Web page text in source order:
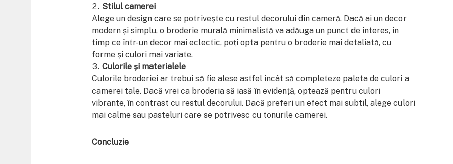
Stilul camerei
Alege un design care se potrivește cu restul decorului din cameră. Dacă ai un decor
modern și simplu, o broderie murală minimalistă va adăuga un punct de interes, în
timp ce într-un decor mai eclectic, poți opta pentru o broderie mai detaliată, cu
forme și culori mai variate.
Culorile și materialele
Culorile broderiei ar trebui să fie alese astfel încât să completeze paleta de culori a
camerei tale. Dacă vrei ca broderia să iasă în evidență, optează pentru culori
vibrante, în contrast cu restul decorului. Dacă preferi un efect mai subtil, alege culori
mai calme sau pasteluri care se potrivesc cu tonurile camerei.
Concluzie